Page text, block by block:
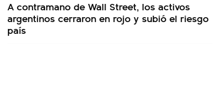
A contramano de Wall Street, los activos
argentinos cerraron en rojo y subió el riesgo
país